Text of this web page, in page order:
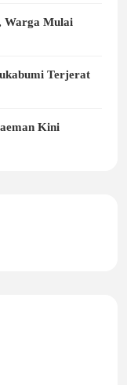
Warga Mulai
Terjerat
Kini